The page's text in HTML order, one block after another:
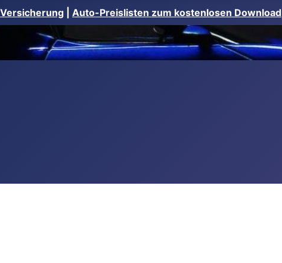
Auto-Preislisten zum kostenlosen Download